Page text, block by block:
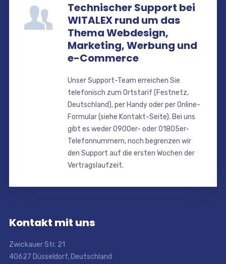
Technischer Support bei
WITALEX rund um das
Thema Webdesign,
Marketing, Werbung und
e-Commerce
Unser Support-Team erreichen Sie
telefonisch zum Ortstarif (Festnetz,
Deutschland), per Handy oder per Online-
Formular (siehe Kontakt-Seite). Bei uns
gibt es weder 0900er- oder 01805er-
Telefonnummern, noch begrenzen wir
den Support auf die ersten Wochen der
Vertragslaufzeit.
Kontakt mit uns
Zwickauer Str. 21
40627 Düsseldorf, Deutschland